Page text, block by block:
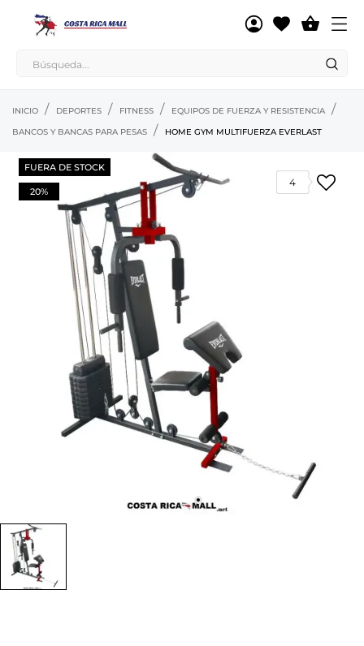

INICIO DEPORTES FITNESS
EQUIPOS DE FUERZA Y RESISTENCIA
BANCOS Y BANCAS PARA PESAS
HOME GYM MULTIFUERZA EVERLAST
FUERA DE STOCK
20%
4